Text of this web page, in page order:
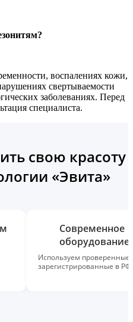
воспалениях кожи,
свертываемости
заболеваниях. Перед
специалиста.
свою красоту
«Эвита»
Современное
оборудование
Используем проверенные,
зарегистрированные в